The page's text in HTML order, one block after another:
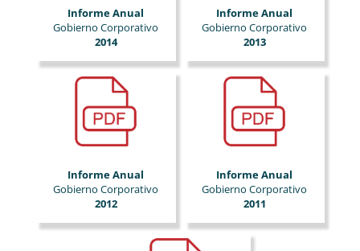
Informe Anual
Gobierno Corporativo
2014
Informe Anual
Gobierno Corporativo
2013
Informe Anual
Gobierno Corporativo
2012
Informe Anual
Gobierno Corporativo
2011